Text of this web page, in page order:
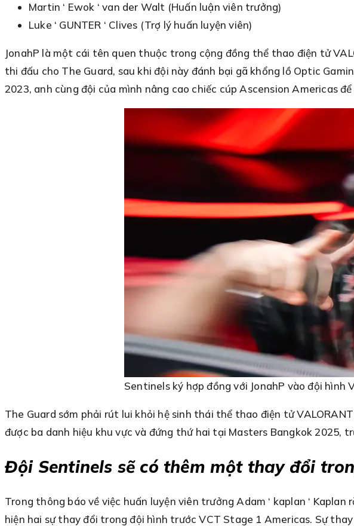
Martin ‘ Ewok ‘ van der Walt (Huấn luận viên trưởng)
Luke ‘ GUNTER ‘ Clives (Trợ lý huấn luyện viên)
JonahP là một cái tên quen thuộc trong cộng đồng thể thao điện tử
thi đấu cho The Guard, sau khi đội này đánh bại gã khổng lồ Optic
2023, anh cùng đội của mình nâng cao chiếc cúp Ascension Americas
Sentinels ký hợp đồng với JonahP vào đội hình
The Guard sớm phải rút lui khỏi hệ sinh thái thể thao điện tử
được ba danh hiệu khu vực và đứng thứ hai tại Masters Bangkok 2025,
Đội Sentinels sẽ có thêm một thay đổi
Trong thông báo về việc huấn luyện viên trưởng Adam ‘ kaplan ‘
hiện hai sự thay đổi trong đội hình trước VCT Stage 1 Americas. Sự